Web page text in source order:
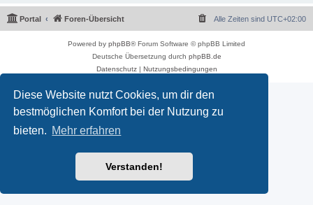
Diese Website nutzt Cookies, um dir den
bestmöglichen Komfort bei der Nutzung zu
bieten. Mehr erfahren
Verstanden!
Portal Foren-Übersicht Alle Zeiten sind UTC+02:00
Powered by phpBB® Forum Software © phpBB Limited
Deutsche Übersetzung durch phpBB.de
Datenschutz| Nutzungsbedingungen